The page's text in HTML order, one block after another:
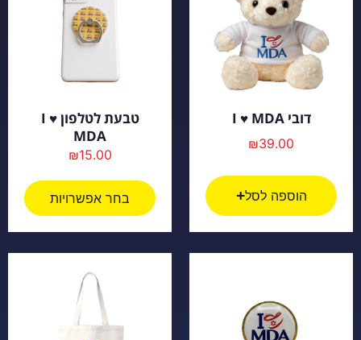
דובי I ♥ MDA
₪39.00
הוספה לסל
טבעת לטלפון I ♥
MDA
₪15.00
בחר אפשרויות